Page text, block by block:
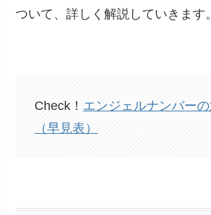
ついて、詳しく解説していきます。
Check！ エンジェルナンバー
（早見表）